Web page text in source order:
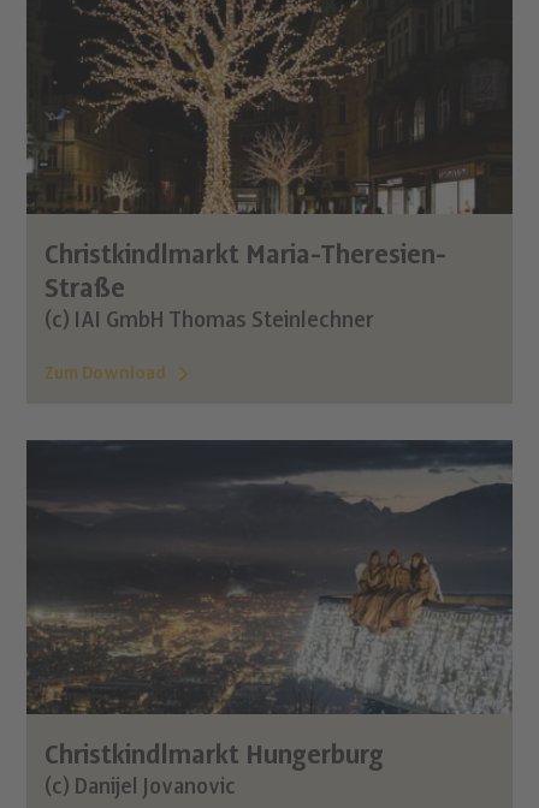
Christkindlmarkt Maria-Theresien-
Straße
(c) IAI GmbH Thomas Steinlechner
Zum Download
Christkindlmarkt Hungerburg
(c) Danijel Jovanovic